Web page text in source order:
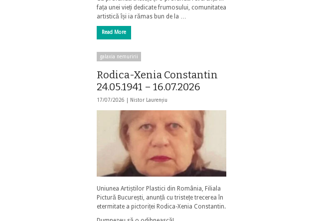
fața unei vieți dedicate frumosului, comunitatea
artistică își ia rămas bun de la …
Read More
galaxia nemuririi
Rodica-Xenia Constantin
24.05.1941 – 16.07.2026
17/07/2026 | Nistor Laurențiu
Uniunea Artiștilor Plastici din România, Filiala
Pictură București, anunță cu tristețe trecerea în
etermitate a pictoriței Rodica-Xenia Constantin.